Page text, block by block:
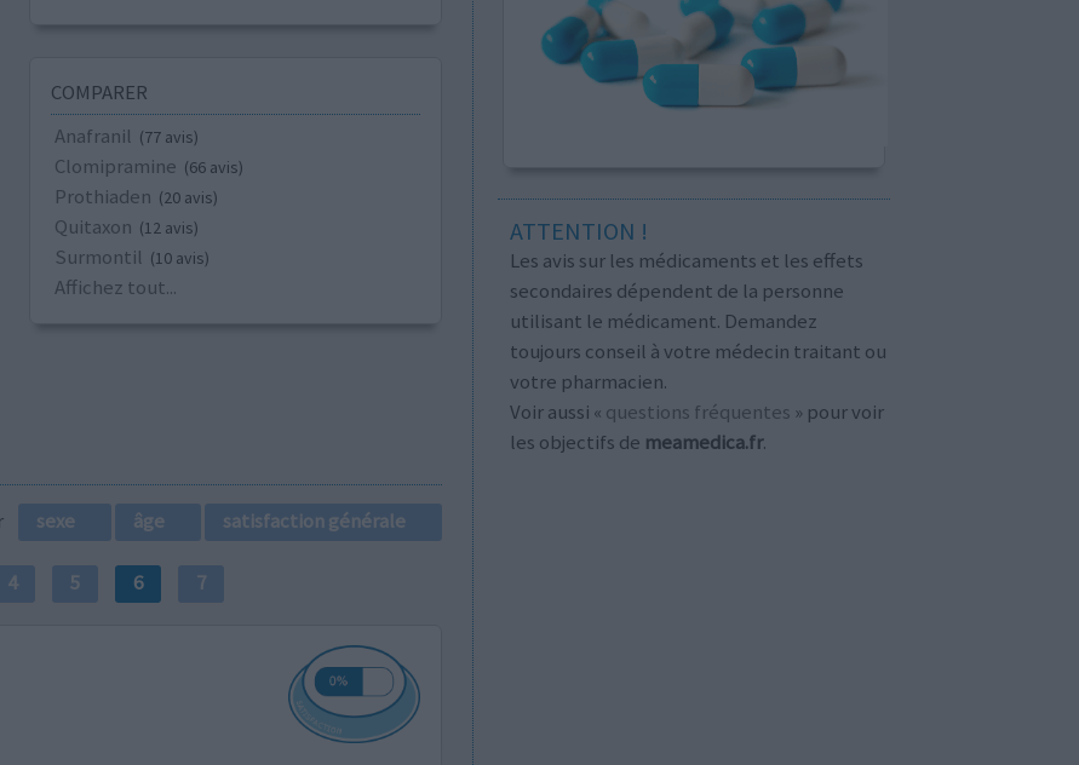
COMPARER
Anafranil (77 avis)
Clomipramine (66 avis)
Prothiaden (20 avis)
Quitaxon (12 avis)
Surmontil (10 avis)
Affichez tout...
sexe âge satisfaction générale
4 5 6 7
ATTENTION !
Les avis sur les médicaments et les effets
secondaires dépendent de la personne
utilisant le médicament. Demandez
toujours conseil à votre médecin traitant ou
votre pharmacien.
Voir aussi « questions fréquentes » pour voir
les objectifs de meamedica.fr.